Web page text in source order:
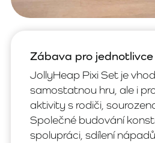
Zábava pro
JollyHeap Pixi Set je
samostatnou hru, ale i
aktivity s rodiči,
Společné budování
spolupráci, sdílení